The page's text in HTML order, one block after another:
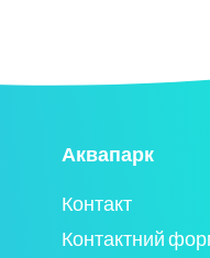
Аквапарк
Контакт
Контактний